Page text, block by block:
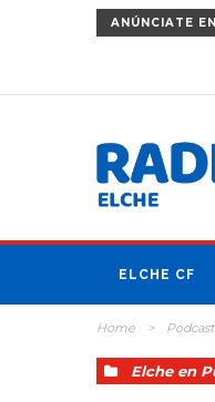
ANÚNCIATE
ELCHE CF
Home > Podcast
Elche en